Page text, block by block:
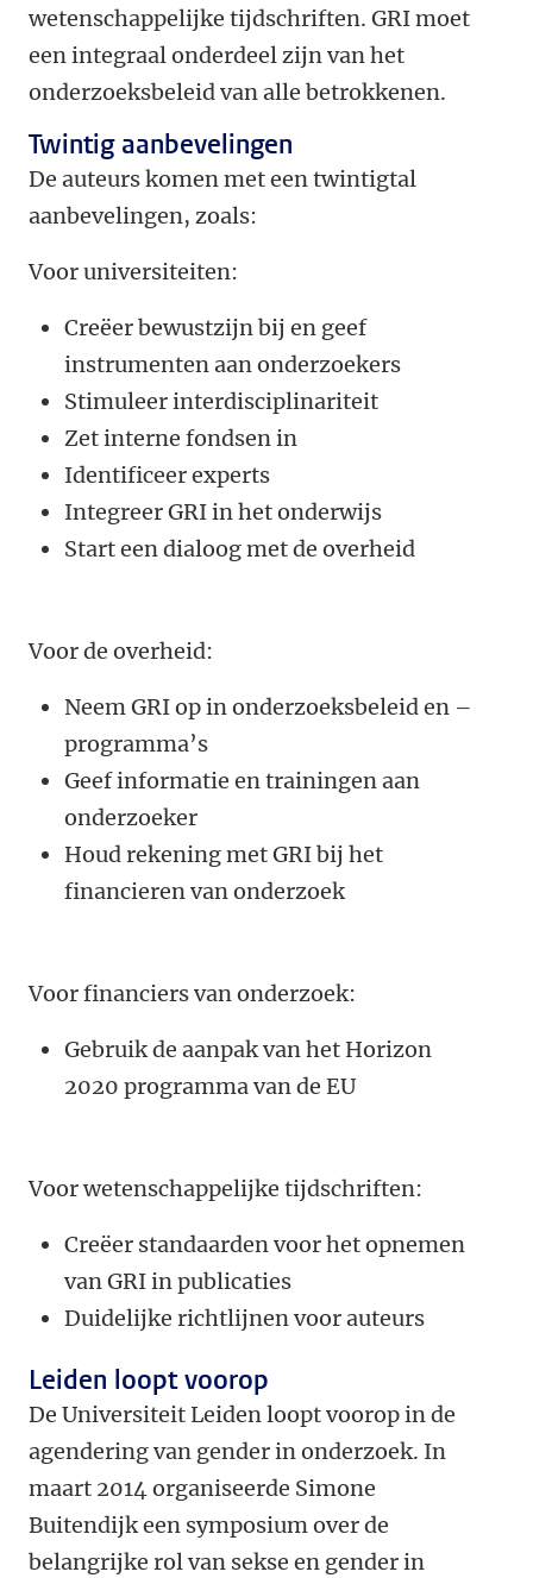
wetenschappelijke tijdschriften. GRI moet
een integraal onderdeel zijn van het
onderzoeksbeleid van alle betrokkenen.
Twintig aanbevelingen
De auteurs komen met een twintigtal
aanbevelingen, zoals:
Voor universiteiten:
Creëer bewustzijn bij en geef
instrumenten aan onderzoekers
Stimuleer interdisciplinariteit
Zet interne fondsen in
Identificeer experts
Integreer GRI in het onderwijs
Start een dialoog met de overheid
Voor de overheid:
Neem GRI op in onderzoeksbeleid en –
programma’s
Geef informatie en trainingen aan
onderzoeker
Houd rekening met GRI bij het
financieren van onderzoek
Voor financiers van onderzoek:
Gebruik de aanpak van het Horizon
2020 programma van de EU
Voor wetenschappelijke tijdschriften:
Creëer standaarden voor het opnemen
van GRI in publicaties
Duidelijke richtlijnen voor auteurs
Leiden loopt voorop
De Universiteit Leiden loopt voorop in de
agendering van gender in onderzoek. In
maart 2014 organiseerde Simone
Buitendijk een symposium over de
belangrijke rol van sekse en gender in